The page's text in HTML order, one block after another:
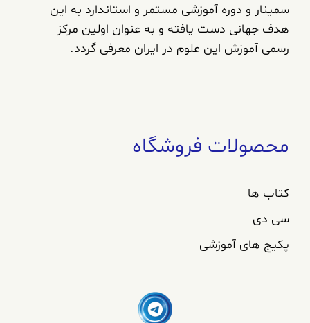
سمینار و دوره آموزشی مستمر و استاندارد به این
هدف جهانی دست یافته و به عنوان اولین مرکز
رسمی آموزش این علوم در ایران معرفی گردد.
محصولات فروشگاه
کتاب ها
سی دی
پکیج های آموزشی